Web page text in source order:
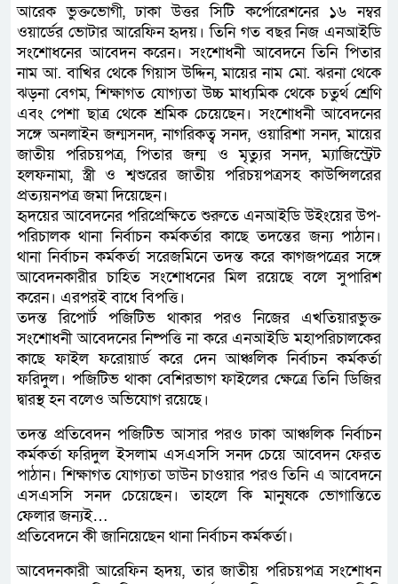
আরেক ভুক্তভোগী, ঢাকা উত্তর সিটি কর্পোরেশনের ১৬ নম্বর
ওয়ার্ডের ভোটার আরেফিন হৃদয়। তিনি গত বছর নিজ এনআইডি
সংশোধনের আবেদন করেন। সংশোধনী আবেদনে তিনি পিতার
নাম আ. বাখির থেকে গিয়াস উদ্দিন, মায়ের নাম মো. ঝরনা থেকে
ঝড়না বেগম, শিক্ষাগত যোগ্যতা উচ্চ মাধ্যমিক থেকে চতুর্থ শ্রেণি
এবং পেশা ছাত্র থেকে শ্রমিক চেয়েছেন। সংশোধনী আবেদনের
সঙ্গে অনলাইন জন্মসনদ, নাগরিকত্ব সনদ, ওয়ারিশা সনদ, মায়ের
জাতীয় পরিচয়পত্র, পিতার জন্ম ও মৃত্যুর সনদ, ম্যাজিস্ট্রেট
হলফনামা, স্ত্রী ও শ্বশুরের জাতীয় পরিচয়পত্রসহ কাউন্সিলরের
প্রত্যয়নপত্র জমা দিয়েছেন।
হৃদয়ের আবেদনের পরিপ্রেক্ষিতে শুরুতে এনআইডি উইংয়ের উপ-
পরিচালক থানা নির্বাচন কর্মকর্তার কাছে তদন্তের জন্য পাঠান।
থানা নির্বাচন কর্মকর্তা সরেজমিনে তদন্ত করে কাগজপত্রের সঙ্গে
আবেদনকারীর চাহিত সংশোধনের মিল রয়েছে বলে সুপারিশ
করেন। এরপরই বাধে বিপত্তি।
তদন্ত রিপোর্ট পজিটিভ থাকার পরও নিজের এখতিয়ারভুক্ত
সংশোধনী আবেদনের নিষ্পত্তি না করে এনআইডি মহাপরিচালকের
কাছে ফাইল ফরোয়ার্ড করে দেন আঞ্চলিক নির্বাচন কর্মকর্তা
ফরিদুল। পজিটিভ থাকা বেশিরভাগ ফাইলের ক্ষেত্রে তিনি ডিজির
দ্বারস্থ হন বলেও অভিযোগ রয়েছে।
তদন্ত প্রতিবেদন পজিটিভ আসার পরও ঢাকা আঞ্চলিক নির্বাচন
কর্মকর্তা ফরিদুল ইসলাম এসএসসি সনদ চেয়ে আবেদন ফেরত
পাঠান। শিক্ষাগত যোগ্যতা ডাউন চাওয়ার পরও তিনি এ আবেদনে
এসএসসি সনদ চেয়েছেন। তাহলে কি মানুষকে ভোগান্তিতে
ফেলার জন্যই…
প্রতিবেদনে কী জানিয়েছেন থানা নির্বাচন কর্মকর্তা।
আবেদনকারী আরেফিন হৃদয়, তার জাতীয় পরিচয়পত্র সংশোধন